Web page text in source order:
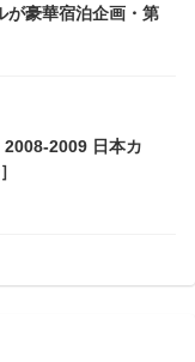
が豪華宿泊企画・第
2008-2009 日本カ